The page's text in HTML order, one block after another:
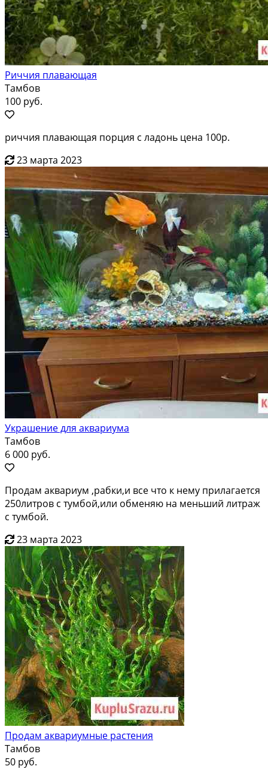
Риччия плавающая
Тамбов
100 руб.
риччия плавающая порция с ладонь цена 100р.
23 марта 2023
Украшение для аквариума
Тамбов
6 000 руб.
Продам аквариум ,рабки,и все что к нему прилагается
250литров с тумбой,или обменяю на меньший литраж
с тумбой.
23 марта 2023
Продам аквариумные растения
Тамбов
50 руб.